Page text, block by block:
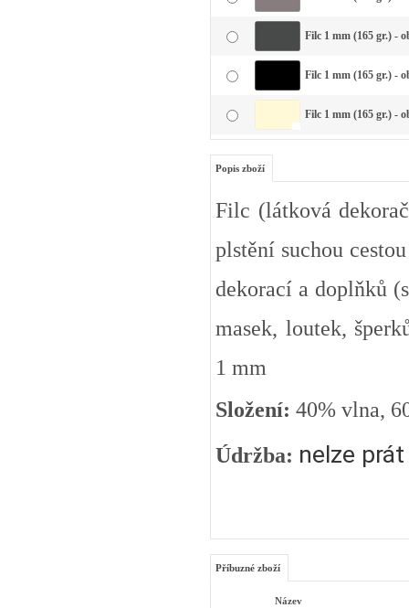
Filc 1 mm (165 gr.) -
Filc 1 mm (165 gr.) -
Filc 1 mm (165 gr.) -
Popis zboží
Filc (látková
plstění suchou
dekorací a doplňků
masek, loutek,
1 mm
Složení: 40% vlna,
Údržba: nelze
Příbuzné zboží
Název